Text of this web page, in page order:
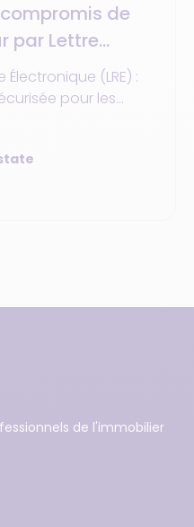
de
par Lettre
?
(LRE) :
pour les
et gagnez du
le compromis
Une
de l'immobilier